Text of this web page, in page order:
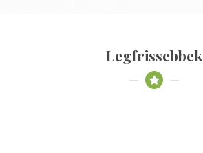
Legfrissebbek